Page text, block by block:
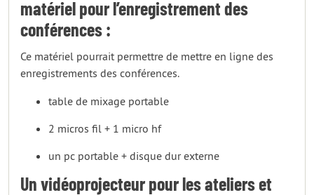
matériel pour l’enregistrement des
conférences :
Ce matériel pourrait permettre de mettre en ligne des
enregistrements des conférences.
table de mixage portable
2 micros fil + 1 micro hf
un pc portable + disque dur externe
Un vidéoprojecteur pour les ateliers et